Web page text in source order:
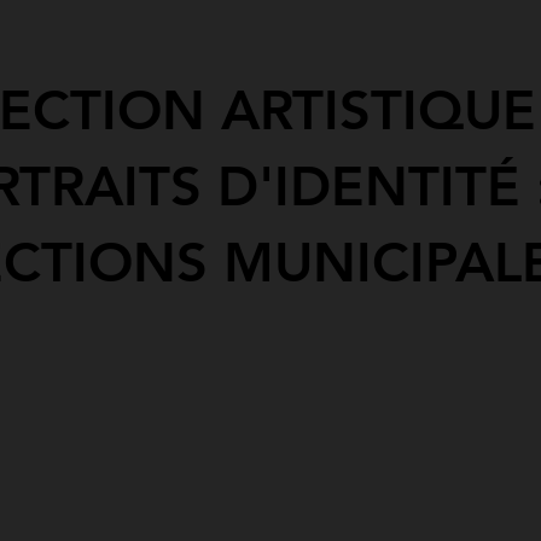
D'IDENTITÉ